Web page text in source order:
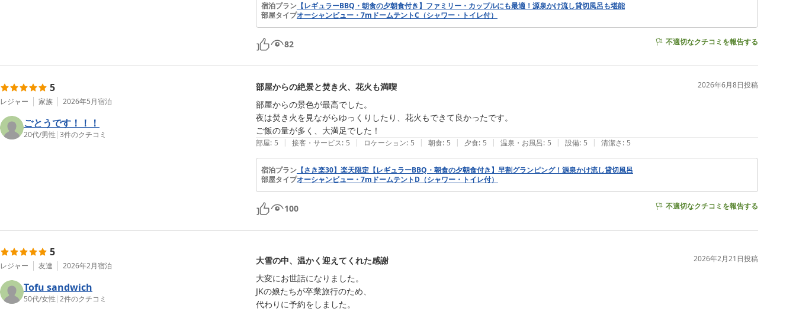
宿泊プラン 【レギュラーBBQ・朝食の夕朝食付き】ファミリー・カップルにも最適！源泉かけ流し貸切風呂も堪能
部屋タイプオーシャンビュー・7mドームテントC（シャワー・トイレ付）
82 不適切なクチコミを報告する
5
レジャー 家族 2026年5月宿泊
ごとうです！！！
20代/男性 |3件のクチコミ
部屋からの絶景と焚き火、花火も満喫 2026年6月8日投稿
部屋からの景色が最高でした。
夜は焚き火を見ながらゆっくりしたり、花火もできて良かったです。
ご飯の量が多く、大満足でした！
部屋: 5 | 接客・サービス: 5 | ロケーション: 5 | 朝食: 5 | 夕食: 5 | 温泉・お風呂: 5 | 設備: 5 | 清潔さ: 5
宿泊プラン 【さき楽30】楽天限定【レギュラーBBQ・朝食の夕朝食付き】早割グランピング！源泉かけ流し貸切風呂
部屋タイプオーシャンビュー・7mドームテントD（シャワー・トイレ付）
100 不適切なクチコミを報告する
5
レジャー 友達 2026年2月宿泊
Tofu sandwich
50代/女性 |2件のクチコミ
大雪の中、温かく迎えてくれた感謝 2026年2月21日投稿
大変にお世話になりました。
JKの娘たちが卒業旅行のため、
代わりに予約をしました。